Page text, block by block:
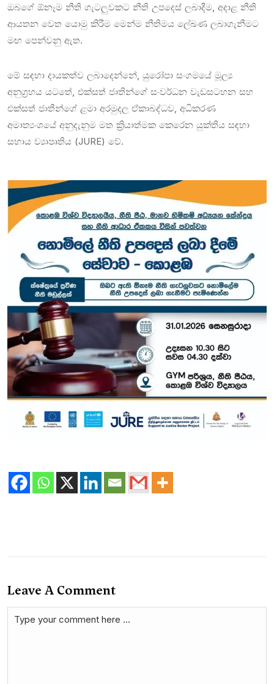
ඔබගේ ඕනෑම නීති ගැටලුවකට නීති උපදෙස් ලබාදීම, අදාළ නීති
ආයතන වෙත යොමු කිරීම මෙන්ම නීතිමය ලේඛණ ලබාගැනීමට
මඟ පෙන්වනු ඇත.
මේ සඳහා දායකත්ව ලබා‍‍දෙන්නේ, යු‍රෝපා සංගමයේ මූල්‍ය
අනුග්‍රහය යටතේ, එක්සත් ජාතින්ගේ සංවර්ධන වැඩසටහන සහ
එක්සත් ජාතීන්ගේ ළමා අරමුදල ඒකාබද්ධව, අධිකරණ
අමාත්‍යංශයේ අනුදැනුම මත ක්‍රියාත්මක කෙරෙන යුක්තිය සඳහා
සහාය ව්‍යාපෘතිය (JURE) වේ.
Leave A Comment